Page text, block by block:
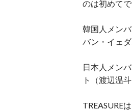
のは初めてで
韓国人メン
バン・イェ
日本人メン
ト（渡辺温斗
TREASURE